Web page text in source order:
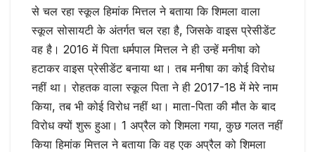
से चल रहा स्कूल हिमांक मित्तल ने बताया कि शिमला वाला
स्कूल सोसायटी के अंतर्गत चल रहा है, जिसके वाइस प्रेसीडेंट
वह है। 2016 में पिता धर्मपाल मित्तल ने ही उन्हें मनीषा को
हटाकर वाइस प्रेसीडेंट बनाया था। तब मनीषा का कोई विरोध
नहीं था। रोहतक वाला स्कूल पिता ने ही 2017-18 में मेरे नाम
किया, तब भी कोई विरोध नहीं था। माता-पिता की मौत के बाद
विरोध क्यों शुरू हुआ। 1 अप्रैल को शिमला गया, कुछ गलत नहीं
किया हिमांक मित्तल ने बताया कि वह एक अप्रैल को शिमला